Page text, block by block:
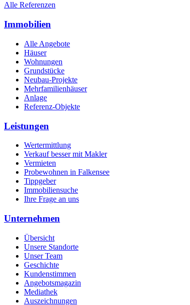
Alle Referenzen
Immobilien
Alle Angebote
Häuser
Wohnungen
Grundstücke
Neubau-Projekte
Mehrfamilienhäuser
Anlage
Referenz-Objekte
Leistungen
Wertermittlung
Verkauf besser mit Makler
Vermieten
Probewohnen in Falkensee
Tippgeber
Immobiliensuche
Ihre Frage an uns
Unternehmen
Übersicht
Unsere Standorte
Unser Team
Geschichte
Kundenstimmen
Angebotsmagazin
Mediathek
Auszeichnungen